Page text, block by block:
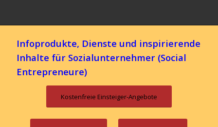
Infoprodukte, Dienste und inspirierende
Inhalte für Sozialunternehmer (Social
Entrepreneure)
Kostenfreie Einsteiger-Angebote